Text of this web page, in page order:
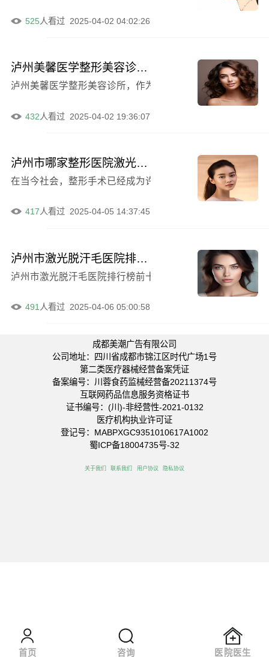
2025-04-02 04:02:26
525人看过
泸州美馨医学整形美容诊所怎么样？价格收费标准2024版内部一览
泸州美馨医学整形美容诊所，作为一家专业的整形美容机构
2025-04-02 19:36:07
432人看过
泸州市哪家整形医院激光手术除腋臭效果佳（泸州可瑞雅医疗美容收费合理介绍优）
在当今社会，整形手术已经成为许多人追求美丽和自信的选
2025-04-05 14:37:45
417人看过
泸州市激光脱汗毛医院排行榜前十强占据头条（泸州花都医学整形美容诊所推荐指数猛增）
泸州市激光脱汗毛医院排行榜前十强占据头条，这一消息无
2025-04-06 05:00:58
491 人看过
成都美潮广告有限公司
公司地址：四川省成都市锦江区时代广场1号
第二类医疗器械经营备案凭证
备案编号：川蓉食药监械经营备20211374号
互联网药品信息服务资格证书
证书编号：(川)-非经营性-2021-0132
医疗机构执业许可证
登记号：MABPXGC9351010617A1002
蜀ICP备18004735号-32
关于我们 联系我们 用户协议 隐私协议
首页 咨询 医院医生